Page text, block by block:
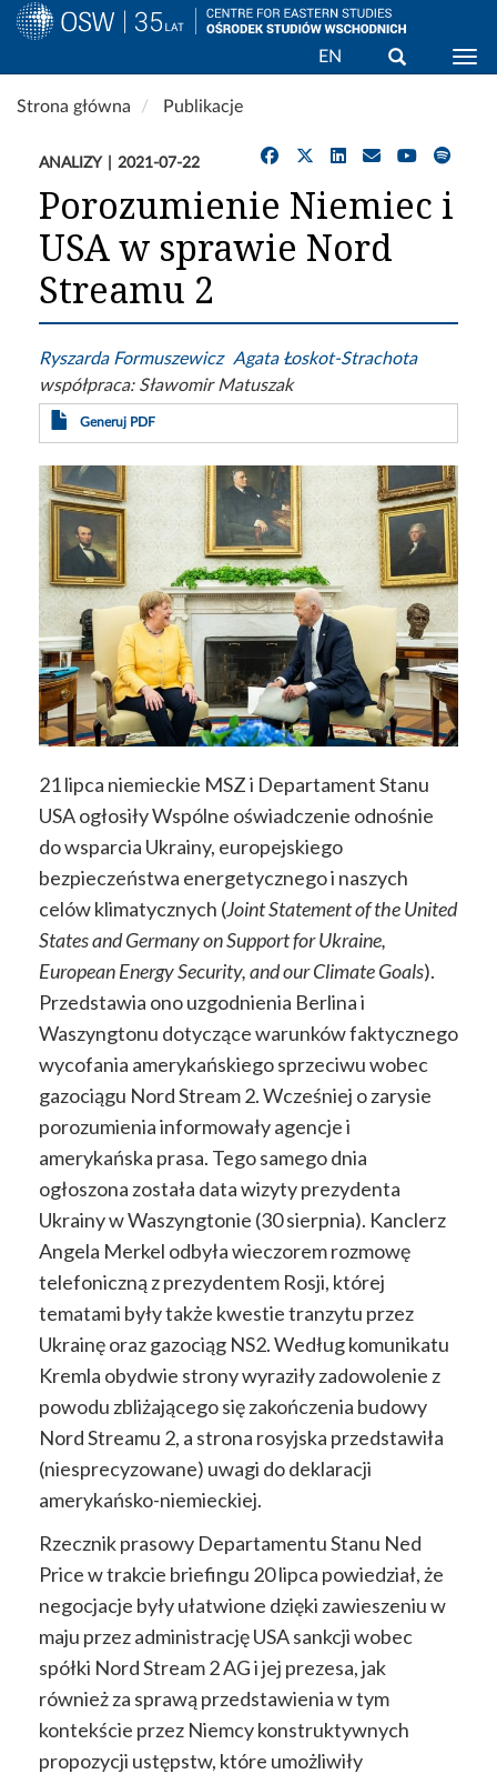
Przejdź
do
EN Wyszukaj
Strona główna Publikacje
ANALIZY 2021-07-22
Porozumienie Niemiec i
USA w sprawie Nord
Streamu 2
Ryszarda Formuszewicz Agata Łoskot-Strachota
współpraca:Sławomir Matuszak
Generuj PDF
21 lipca niemieckie MSZ i Departament Stanu
USA ogłosiły Wspólne oświadczenie odnośnie
do wsparcia Ukrainy, europejskiego
bezpieczeństwa energetycznego i naszych
celów klimatycznych (Joint Statement of the United
States and Germany on Support for Ukraine,
European Energy Security, and our Climate Goals).
Przedstawia ono uzgodnienia Berlina i
Waszyngtonu dotyczące warunków faktycznego
wycofania amerykańskiego sprzeciwu wobec
gazociągu Nord Stream 2. Wcześniej o zarysie
porozumienia informowały agencje i
amerykańska prasa. Tego samego dnia
ogłoszona została data wizyty prezydenta
Ukrainy w Waszyngtonie (30 sierpnia). Kanclerz
Angela Merkel odbyła wieczorem rozmowę
telefoniczną z prezydentem Rosji, której
tematami były także kwestie tranzytu przez
Ukrainę oraz gazociąg NS2. Według komunikatu
Kremla obydwie strony wyraziły zadowolenie z
powodu zbliżającego się zakończenia budowy
Nord Streamu 2, a strona rosyjska przedstawiła
(niesprecyzowane) uwagi do deklaracji
amerykańsko-niemieckiej.
Rzecznik prasowy Departamentu Stanu Ned
Price w trakcie briefingu 20 lipca powiedział, że
negocjacje były ułatwione dzięki zawieszeniu w
maju przez administrację USA sankcji wobec
spółki Nord Stream 2 AG i jej prezesa, jak
również za sprawą przedstawienia w tym
kontekście przez Niemcy konstruktywnych
propozycji ustępstw, które umożliwiły